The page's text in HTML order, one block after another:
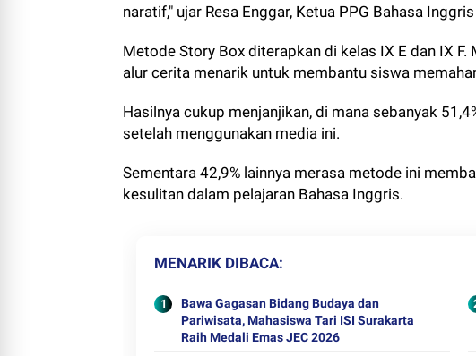
naratif," ujar Resa Enggar, Ketua PPG Bahasa
Metode Story Box diterapkan di kelas IX E dan IX
alur cerita menarik untuk membantu siswa
Hasilnya cukup menjanjikan, di mana sebanyak
setelah menggunakan media ini.
Sementara 42,9% lainnya merasa metode ini
kesulitan dalam pelajaran Bahasa Inggris.
MENARIK DIBACA
Bawa Gagasan Bidang Budaya dan
Pariwisata, Mahasiswa Tari ISI Surakarta
Raih Medali Emas JEC 2026